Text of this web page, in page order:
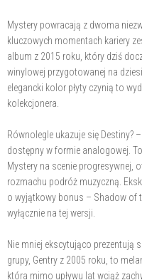
Mystery powracają z dwoma
kluczowych momentach kariery
album z 2015 roku, który dziś
winylowej przygotowanej na
elegancki kolor płyty czynią to
kolekcjonera.
Równolegle ukazuje się Destiny?
dostępny w formie analogowej.
Mystery na scenie progresywnej,
rozmachu podróż muzyczną.
o wyjątkowy bonus – Shadow of
wyłącznie na tej wersji.
Nie mniej ekscytująco prezentują
grupy, Gentry z 2005 roku, to
która mimo upływu lat wciąż